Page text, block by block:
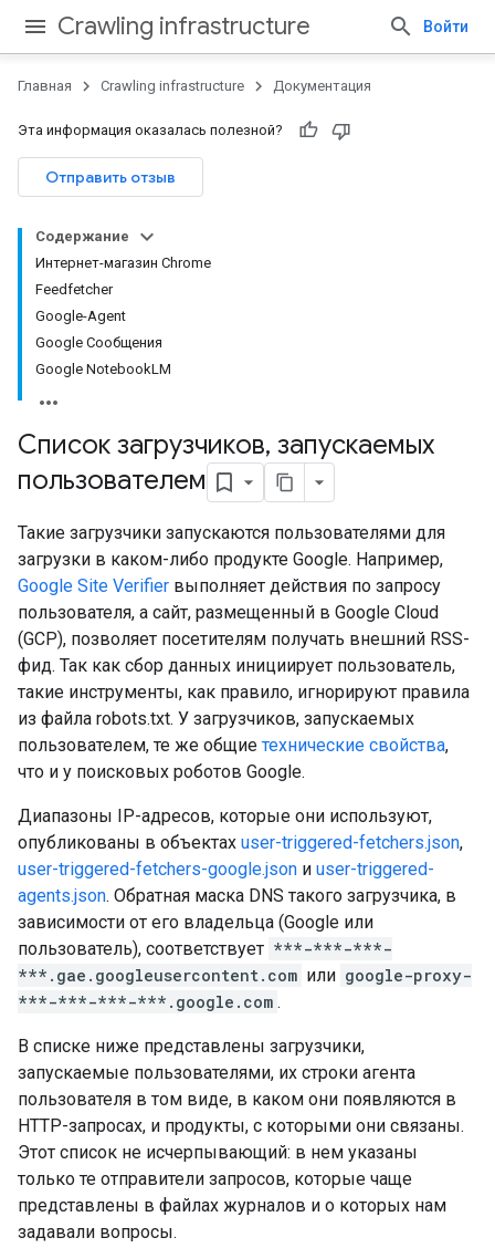
Crawling infrastructure Войти
Главная Crawling infrastructure Документация
Эта информация оказалась полезной?
Отправить отзыв
Содержание
Интернет-магазин Chrome
Feedfetcher
Google-Agent
Google Сообщения
Google NotebookLM
Список загрузчиков, запускаемых
пользователем
Такие загрузчики запускаются пользователями для
загрузки в каком-либо продукте Google. Например,
Google Site Verifier выполняет действия по запросу
пользователя, а сайт, размещенный в Google Cloud
(GCP), позволяет посетителям получать внешний RSS-
фид. Так как сбор данных инициирует пользователь,
такие инструменты, как правило, игнорируют правила
из файла robots.txt. У загрузчиков, запускаемых
пользователем, те же общие технические свойства,
что и у поисковых роботов Google.
Диапазоны IP-адресов, которые они используют,
опубликованы в объектах user-triggered-fetchers.json,
user-triggered-fetchers-google.json и user-triggered-
agents.json. Обратная маска DNS такого загрузчика, в
зависимости от его владельца (Google или
пользователь), соответствует ***-***-***-
***.gae.googleusercontent.com или google-proxy-
***-***-***-***.google.com .
В списке ниже представлены загрузчики,
запускаемые пользователями, их строки агента
пользователя в том виде, в каком они появляются в
HTTP-запросах, и продукты, с которыми они связаны.
Этот список не исчерпывающий: в нем указаны
только те отправители запросов, которые чаще
представлены в файлах журналов и о которых нам
задавали вопросы.